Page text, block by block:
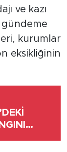
ve kazı
gündeme
kurumlar
eksikliğinin